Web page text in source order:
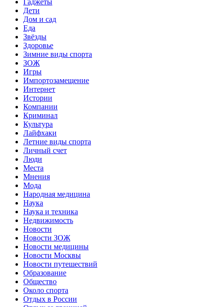
Гаджеты
Дети
Дом и сад
Еда
Звёзды
Здоровье
Зимние виды спорта
ЗОЖ
Игры
Импортозамещение
Интернет
Истории
Компании
Криминал
Культура
Лайфхаки
Летние виды спорта
Личный счет
Люди
Места
Мнения
Мода
Народная медицина
Наука
Наука и техника
Недвижимость
Новости
Новости ЗОЖ
Новости медицины
Новости Москвы
Новости путешествий
Образование
Общество
Около спорта
Отдых в России